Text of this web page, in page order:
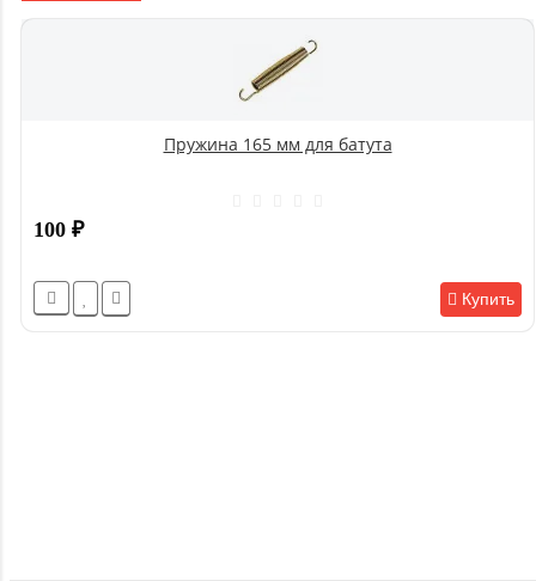
Пружина 165 мм для батута
100 ₽
Купить